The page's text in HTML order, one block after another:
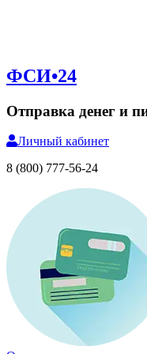
ФСИ•24
Отправка денег и
Личный кабинет
8 (800) 777-56-24